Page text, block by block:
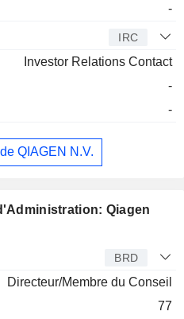
-
IRC
Investor Relations Contact
-
-
QIAGEN N.V.
Qiagen
BRD
Directeur/Membre du Conseil
77